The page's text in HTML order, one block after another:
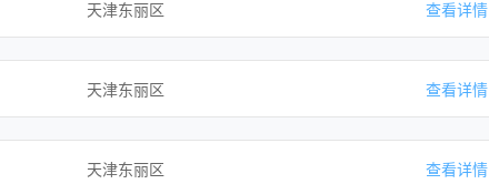
天津东丽区 查看详情
天津东丽区 查看详情
天津东丽区 查看详情